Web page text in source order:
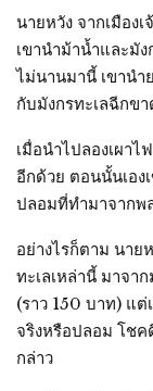
นายหวัง จากเมือง
เขานำม้าน้ำและมั
ไม่นานมานี้ เขานำ
กับมังกรทะเลฉีกข
เมื่อนำไปลองเผา
อีกด้วย ตอนนั้นเอง
ปลอมที่ทำมาจากพ
อย่างไรก็ตาม นา
ทะเลเหล่านี้ มาจ
(ราว 150 บาท) แต่
จริงหรือปลอม โช
กล่าว